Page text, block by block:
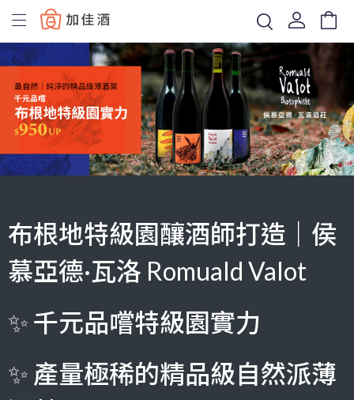
Baccus
布根地特級園釀酒師打造｜侯
慕亞德·瓦洛 Romuald Valot
✨ 千元品嚐特級園實力
✨ 產量極稀的精品級自然派薄